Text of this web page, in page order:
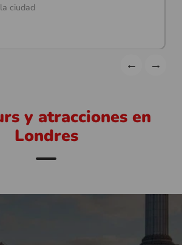
ciudad
y atracciones en
Londres